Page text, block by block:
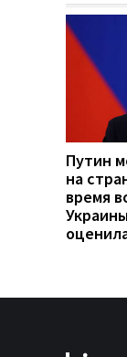
Путин
на
время